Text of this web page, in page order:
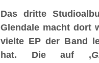
Das dritte
Glendale macht dort
vielte EP der Band
hat. Die auf ‚